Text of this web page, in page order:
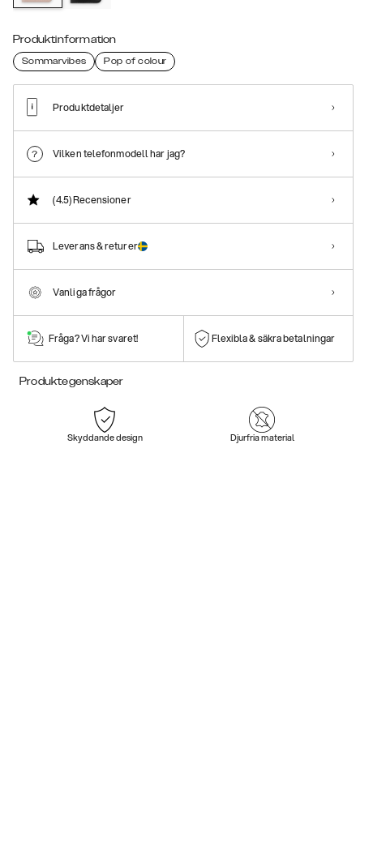
Produktinformation
Sommarvibes Pop of colour
Produktdetaljer
Vilken telefonmodell har jag?
(4.5)Recensioner
Leverans & returer
Vanliga frågor
Fråga? Vi har svaret! Flexibla & säkra betalningar
Produktegenskaper
Skyddande design Djurfria material